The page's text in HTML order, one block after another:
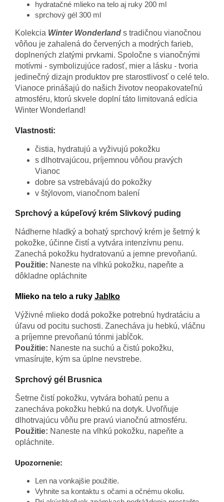
hydratačné mlieko na telo aj ruky 200 ml
sprchový gél 300 ml
Kolekcia Winter Wonderland s tradičnou vianočnou
vôňou je zahalená do červených a modrých farieb,
doplnených zlatými prvkami. Spoločne s vianočnými
motívmi - symbolizujúce radosť, mier a lásku - tvoria
jedinečný dizajn produktov pre starostlivosť o celé telo.
Vianoce prinášajú do našich životov neopakovateľnú
atmosféru, ktorú skvele doplní táto limitovaná edícia
Winter Wonderland!
Vlastnosti:
čistia, hydratujú a vyživujú pokožku
s dlhotrvajúcou, príjemnou vôňou pravých
Vianoc
dobre sa vstrebávajú do pokožky
v štýlovom, vianočnom balení
Sprchový a kúpeľový krém Slivkový puding
Nádherne hladký a bohatý sprchový krém je šetrný k
pokožke, účinne čistí a vytvára intenzívnu penu.
Zanechá pokožku hydratovanú a jemne prevoňanú.
Použitie: Naneste na vlhkú pokožku, napeňte a
dôkladne opláchnite
Mlieko na telo a ruky Jablko
Výživné mlieko dodá pokožke potrebnú hydratáciu a
úľavu od pocitu suchosti. Zanecháva ju hebkú, vláčnu
a príjemne prevoňanú tónmi jabĺčok.
Použitie: Naneste na suchú a čistú pokožku,
vmasírujte, kým sa úplne nevstrebe.
Sprchový gél Brusnica
Šetrne čistí pokožku, vytvára bohatú penu a
zanecháva pokožku hebkú na dotyk. Uvoľňuje
dlhotrvajúcu vôňu pre pravú vianočnú atmosféru.
Použitie: Naneste na vlhkú pokožku, napeňte a
opláchnite.
Upozornenie:
Len na vonkajšie použitie.
Vyhnite sa kontaktu s očami a očnému okoliu.